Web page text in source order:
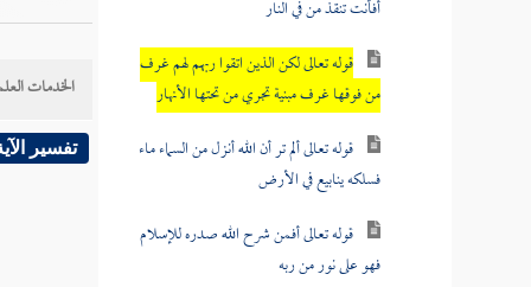
أفأنت تنقذ من في النار
قوله تعالى لكن الذين اتقوا ربهم لهم غرف
من فوقها غرف مبنية تجري من تحتها الأنهار
قوله تعالى ألم تر أن الله أنزل من السماء ماء
فسلكه ينابيع في الأرض
قوله تعالى أفمن شرح الله صدره للإسلام
فهو على نور من ربه
الخدمات
تفسير